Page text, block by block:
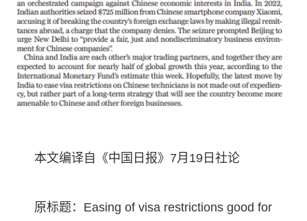
本文编译自《中国日报》7月19日社论
原标题：Easing of visa restrictions good for